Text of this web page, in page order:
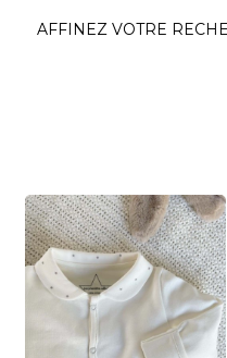
AFFINEZ VOTRE